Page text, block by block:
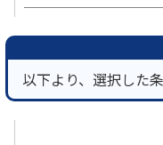
以下より、選択した